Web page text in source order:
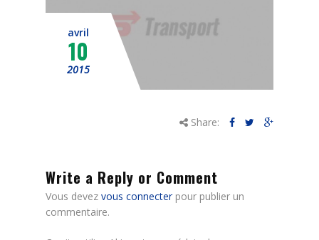
Nous contacter
avril
10
2015
Share:
Write a Reply or Comment
Vous devez vous connecterpour publier un
commentaire.